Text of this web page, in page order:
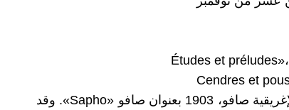
نشرت ترجمتها لقصائد الشاعرة الإغريقية صافو، 1903 بعنوان صافو «Sapho». وقد